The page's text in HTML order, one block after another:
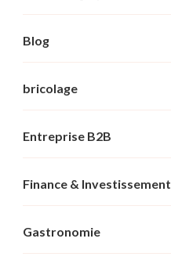
Blog
bricolage
Entreprise B2B
Finance & Investissement
Gastronomie